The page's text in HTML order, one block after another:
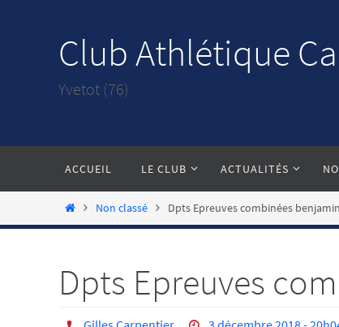
Club Athlétique
Yvetot (76)
le
ACCUEIL LE CLUB ACTUALITÉS
HomeNon classé Dpts Epreuves combinées
Dpts Epreuves